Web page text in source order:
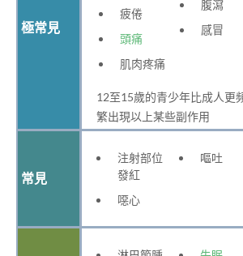
極常見
疲倦
頭痛
肌肉疼痛
腹瀉
感冒
12至15歲的青少年比成人更
繁出現以上某些副作用
常見
注射部位
發紅
噁心
嘔吐